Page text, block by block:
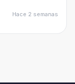
Hace 2 semanas